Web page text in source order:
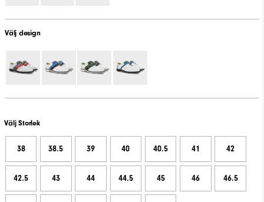
Välj design
Välj Storlek
38 38.5 39 40 40.5 41 42
42.5 43 44 44.5 45 46 46.5